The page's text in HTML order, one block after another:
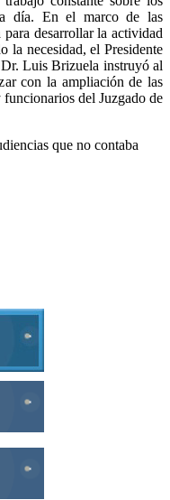
día. En el marco de las
para desarrollar la actividad
la necesidad, el Presidente
Luis Brizuela instruyó al
con la ampliación de las
funcionarios del Juzgado de
que no contaba